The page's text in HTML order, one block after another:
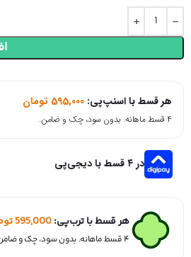
هر قسط با اسنپ‌پی: 595,000 تومان
۴ قسط ماهانه. بدون سود، چک و ضامن.
در ۴ قسط با دیجی‌پی
هر قسط با ترب‌پی:595,000
۴ قسط ماهانه. بدون سود، چک و ضامن.